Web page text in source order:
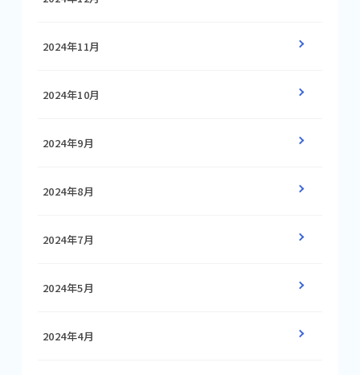
2024年11月
2024年10月
2024年9月
2024年8月
2024年7月
2024年5月
2024年4月